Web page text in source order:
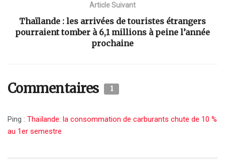
Article Suivant
Thaïlande : les arrivées de touristes étrangers
pourraient tomber à 6,1 millions à peine l’année
prochaine
Commentaires 1
Ping : Thaïlande: la consommation de carburants chute de 10 %
au 1er semestre